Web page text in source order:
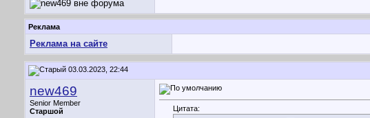
Реклама
Реклама на сайте
03.03.2023, 22:44
new469
Senior Member
Старшой
Цитата: